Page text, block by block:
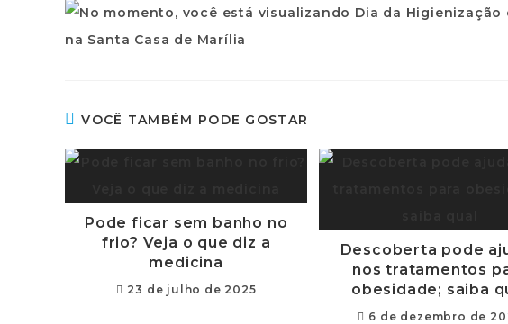
VOCÊ TAMBÉM PODE GOSTAR
Pode ficar sem banho no
frio? Veja o que diz a
medicina
23 de julho de 2025
Descoberta pode
nos tratamentos
obesidade; saiba
6 de dezembro de